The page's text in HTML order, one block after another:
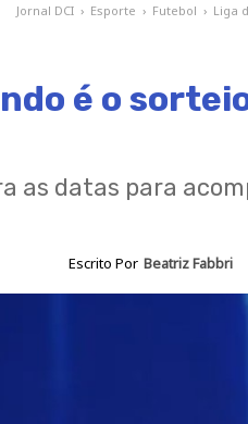
Jornal DCI › Esporte › Futebol › Liga
é o
as datas para
Escrito Por Beatriz Fabbri